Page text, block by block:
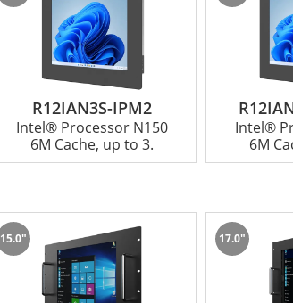
R12IAN3S-IPM2
Intel® Processor N150
6M Cache, up to 3.
Intel®
6M
15.0" 17.0"